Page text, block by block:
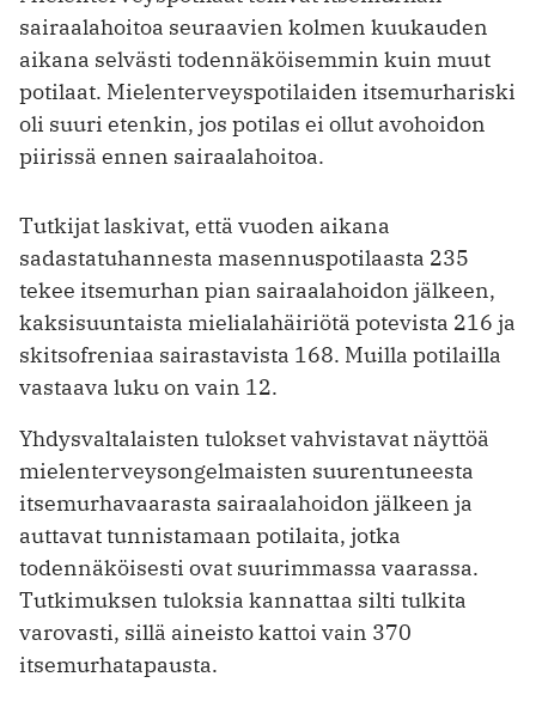
sairaalahoitoa seuraavien kolmen kuukauden
aikana selvästi todennäköisemmin kuin muut
potilaat. Mielenterveyspotilaiden itsemurhariski
oli suuri etenkin, jos potilas ei ollut avohoidon
piirissä ennen sairaalahoitoa.
Tutkijat laskivat, että vuoden aikana
sadastatuhannesta masennuspotilaasta 235
tekee itsemurhan pian sairaalahoidon jälkeen,
kaksisuuntaista mielialahäiriötä potevista 216 ja
skitsofreniaa sairastavista 168. Muilla potilailla
vastaava luku on vain 12.
Yhdysvaltalaisten tulokset vahvistavat näyttöä
mielenterveysongelmaisten suurentuneesta
itsemurhavaarasta sairaalahoidon jälkeen ja
auttavat tunnistamaan potilaita, jotka
todennäköisesti ovat suurimmassa vaarassa.
Tutkimuksen tuloksia kannattaa silti tulkita
varovasti, sillä aineisto kattoi vain 370
itsemurhatapausta.